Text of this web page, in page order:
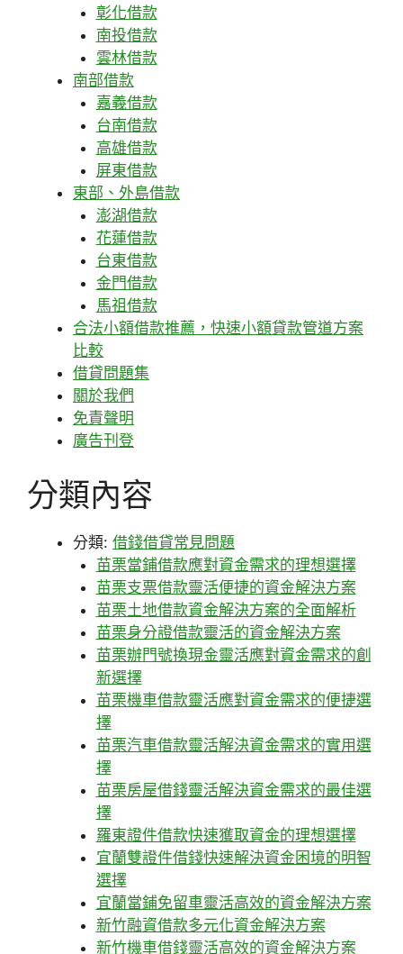
彰化借款
南投借款
雲林借款
南部借款
嘉義借款
台南借款
高雄借款
屏東借款
東部、外島借款
澎湖借款
花蓮借款
台東借款
金門借款
馬祖借款
合法小額借款推薦，快速小額貸款管道方案
比較
借貸問題集
關於我們
免責聲明
廣告刊登
分類內容
分類: 借錢借貸常見問題
苗栗當鋪借款應對資金需求的理想選擇
苗栗支票借款靈活便捷的資金解決方案
苗栗土地借款資金解決方案的全面解析
苗栗身分證借款靈活的資金解決方案
苗栗辦門號換現金靈活應對資金需求的創
新選擇
苗栗機車借款靈活應對資金需求的便捷選
擇
苗栗汽車借款靈活解決資金需求的實用選
擇
苗栗房屋借錢靈活解決資金需求的最佳選
擇
羅東證件借款快速獲取資金的理想選擇
宜蘭雙證件借錢快速解決資金困境的明智
選擇
宜蘭當鋪免留車靈活高效的資金解決方案
新竹融資借款多元化資金解決方案
新竹機車借錢靈活高效的資金解決方案